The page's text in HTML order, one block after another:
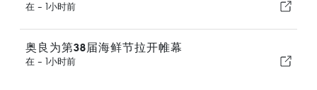
在 - 1小时前
奥良为第38届海鲜节拉开帷幕
在 - 1小时前